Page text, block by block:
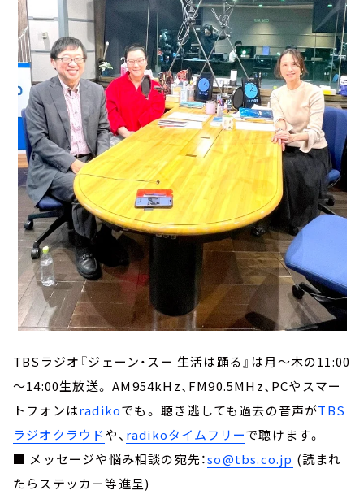
TBSラジオ『ジェーン・スー 生活は踊る』は月～木の11:00
～14:00生放送。 AM954kHz、FM90.5MHz、PCやスマー
トフォンはradikoでも。 聴き逃しても過去の音声がTBS
ラジオクラウドや、 radikoタイムフリーで聴けます。
■ メッセージや悩み相談の宛先：so@tbs.co.jp (読まれ
たらステッカー等進呈)